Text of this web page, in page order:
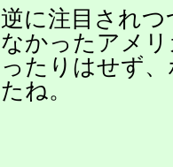
逆に注目され
なかったアメ
ったりはせず
たね。